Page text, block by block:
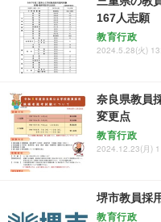
167人志願
教育行政
2024.5.28(火)
奈良県教員
変更点
教育行政
2024.12.23(月)
堺市教員採
教育行政